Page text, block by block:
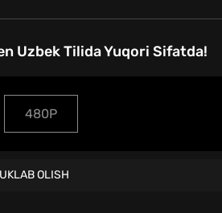
Uzbek Tilida Yuqori Sifatda!
480P
OLISH